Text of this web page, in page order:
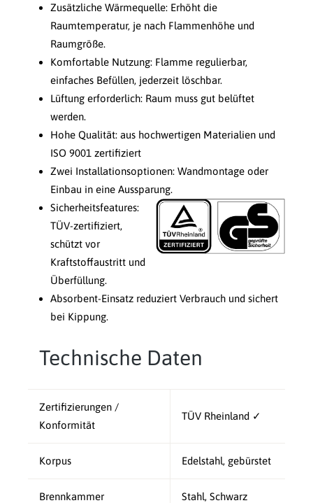
Zusätzliche Wärmequelle: Erhöht die
Raumtemperatur, je nach Flammenhöhe und
Raumgröße.
Komfortable Nutzung: Flamme regulierbar,
einfaches Befüllen, jederzeit löschbar.
Lüftung erforderlich: Raum muss gut belüftet
werden.
Hohe Qualität: aus hochwertigen Materialien und
ISO 9001 zertifiziert
Zwei Installationsoptionen: Wandmontage oder
Einbau in eine Aussparung.
Sicherheitsfeatures:
TÜV-zertifiziert,
schützt vor
Kraftstoffaustritt und
Überfüllung.
Absorbent-Einsatz reduziert Verbrauch und sichert
bei Kippung.
Technische Daten
Zertifizierungen /
Konformität
TÜV Rheinland ✓
Korpus Edelstahl, gebürstet
Brennkammer
Stahl, Schwarz